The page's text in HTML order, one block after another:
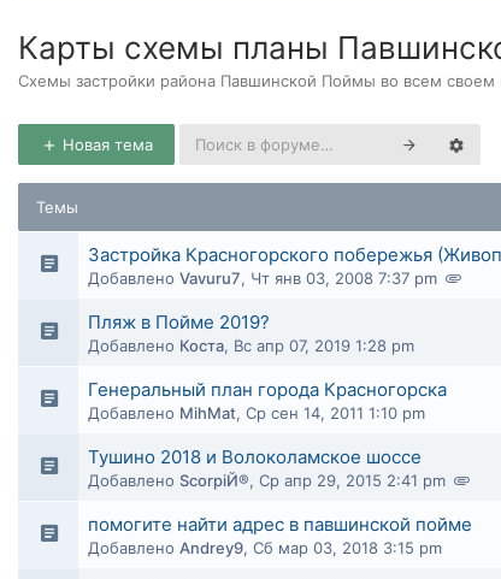
Карты схемы планы
Схемы застройки района Павшинской Поймы во всем
Новая тема
Темы
Застройка Красногорского побережья
Добавлено Vavuru7, Чт янв 03, 2008 7:37 pm
Пляж в Пойме 2019?
Добавлено Коста, Вс апр 07, 2019 1:28 pm
Генеральный план города Красногорска
Добавлено MihMat, Ср сен 14, 2011 1:10 pm
Тушино 2018 и Волоколамское шоссе
Добавлено ScorpiЙ®, Ср апр 29, 2015 2:41 pm
помогите найти адрес в павшинской пойме
Добавлено Andrey9, Сб мар 03, 2018 3:15 pm